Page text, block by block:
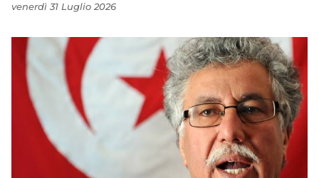
venerdì 31 Luglio 2026